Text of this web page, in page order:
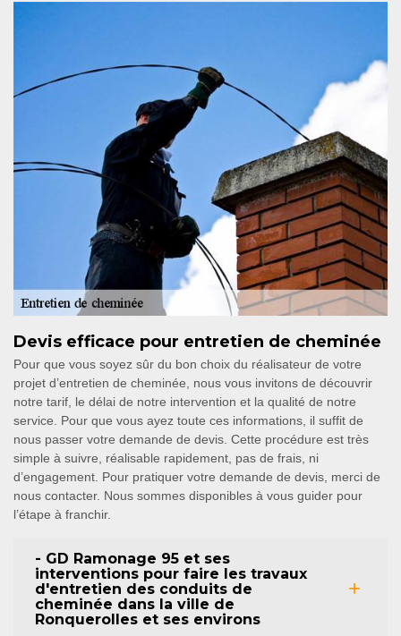
Devis efficace pour entretien de cheminée
Pour que vous soyez sûr du bon choix du réalisateur de votre
projet d’entretien de cheminée, nous vous invitons de découvrir
notre tarif, le délai de notre intervention et la qualité de notre
service. Pour que vous ayez toute ces informations, il suffit de
nous passer votre demande de devis. Cette procédure est très
simple à suivre, réalisable rapidement, pas de frais, ni
d’engagement. Pour pratiquer votre demande de devis, merci de
nous contacter. Nous sommes disponibles à vous guider pour
l’étape à franchir.
- GD Ramonage 95 et ses
interventions pour faire les travaux
d'entretien des conduits de
cheminée dans la ville de
Ronquerolles et ses environs